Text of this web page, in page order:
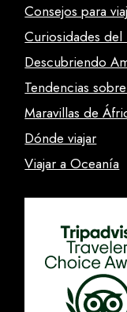
Consejos para
Curiosidades del
Descubriendo
Tendencias
Maravillas de
Dónde viajar
Viajar a Oceanía